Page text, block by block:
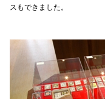
スもできました。